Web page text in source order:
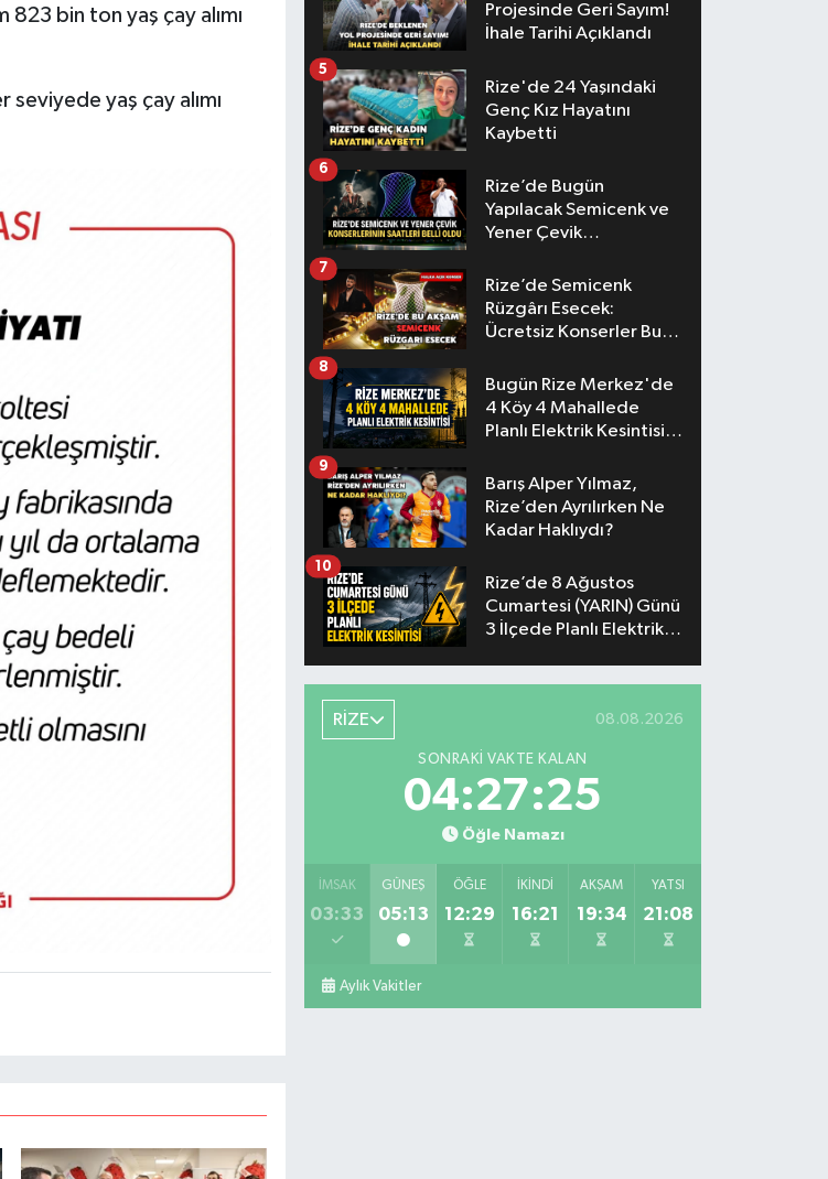
bin ton yaş çay alımı
seviyede yaş çay alımı
Projesinde Geri Sayım!
İhale Tarihi Açıklandı
Rize'de 24 Yaşındaki
Genç Kız Hayatını
Kaybetti
5
Rize’de Bugün
Yapılacak Semicenk ve
Yener Çevik
Belli Oldu
6
Rize’de Semicenk
Rüzgârı Esecek:
Ücretsiz Konserler Bu
7
Bugün Rize Merkez'de
4 Köy 4 Mahallede
Planlı Elektrik Kesintisi
8
Barış Alper Yılmaz,
Rize’den Ayrılırken Ne
Kadar Haklıydı?
9
Rize’de 8 Ağustos
Cumartesi (YARIN) Günü
3 İlçede Planlı Elektrik
10
RİZE 08.08.2026
SONRAKI VAKTE KALAN
04:27:24
Öğle Namazı
İMSAK
03:33
GÜNEŞ
05:13
ÖĞLE
12:29
İKINDI
16:21
AKŞAM
19:34
YATSI
21:08
Aylık Vakitler